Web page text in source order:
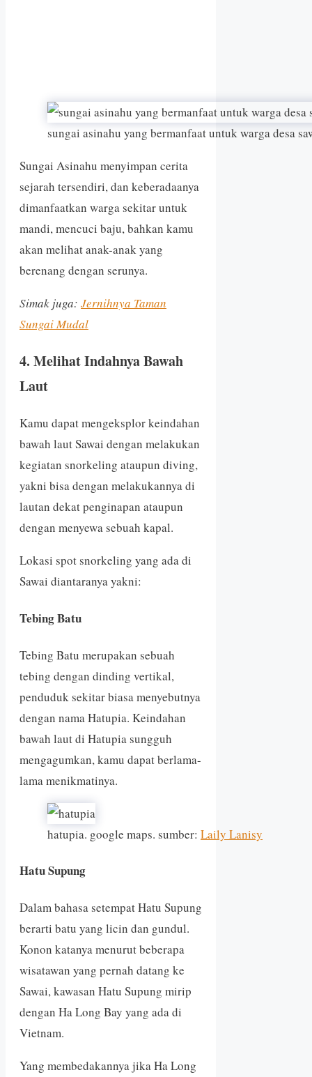
sungai asinahu yang bermanfaat untuk warga desa
Sungai Asinahu menyimpan cerita
sejarah tersendiri, dan keberadaanya
dimanfaatkan warga sekitar untuk
mandi, mencuci baju, bahkan kamu
akan melihat anak-anak yang
berenang dengan serunya.
Simak juga: Jernihnya Taman
Sungai Mudal
4. Melihat Indahnya Bawah
Laut
Kamu dapat mengeksplor keindahan
bawah laut Sawai dengan melakukan
kegiatan snorkeling ataupun diving,
yakni bisa dengan melakukannya di
lautan dekat penginapan ataupun
dengan menyewa sebuah kapal.
Lokasi spot snorkeling yang ada di
Sawai diantaranya yakni:
Tebing Batu
Tebing Batu merupakan sebuah
tebing dengan dinding vertikal,
penduduk sekitar biasa menyebutnya
dengan nama Hatupia. Keindahan
bawah laut di Hatupia sungguh
mengagumkan, kamu dapat berlama-
lama menikmatinya.
hatupia. google maps. sumber: Laily Lanisy
Hatu Supung
Dalam bahasa setempat Hatu Supung
berarti batu yang licin dan gundul.
Konon katanya menurut beberapa
wisatawan yang pernah datang ke
Sawai, kawasan Hatu Supung mirip
dengan Ha Long Bay yang ada di
Vietnam.
Yang membedakannya jika Ha Long